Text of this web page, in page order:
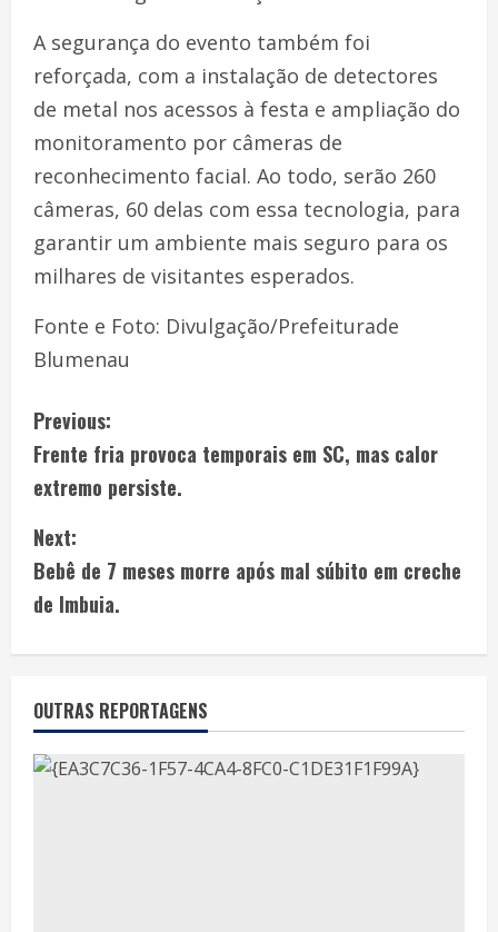
A segurança do evento também foi
reforçada, com a instalação de detectores
de metal nos acessos à festa e ampliação do
monitoramento por câmeras de
reconhecimento facial. Ao todo, serão 260
câmeras, 60 delas com essa tecnologia, para
garantir um ambiente mais seguro para os
milhares de visitantes esperados.
Fonte e Foto: Divulgação/Prefeiturade
Blumenau
Previous:
Frente fria provoca temporais em SC, mas calor
extremo persiste.
Next:
Bebê de 7 meses morre após mal súbito em creche
de Imbuia.
OUTRAS REPORTAGENS